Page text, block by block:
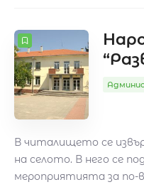
В читалището се
на селото. В него се
мероприятията за по-